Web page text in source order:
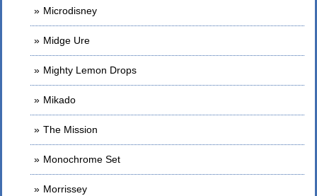
Microdisney
Midge Ure
Mighty Lemon Drops
Mikado
The Mission
Monochrome Set
Morrissey